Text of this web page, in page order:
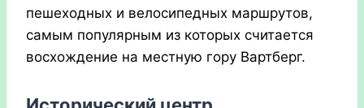
пешеходных и велосипедных маршрутов,
самым популярным из которых считается
восхождение на местную гору Вартберг.